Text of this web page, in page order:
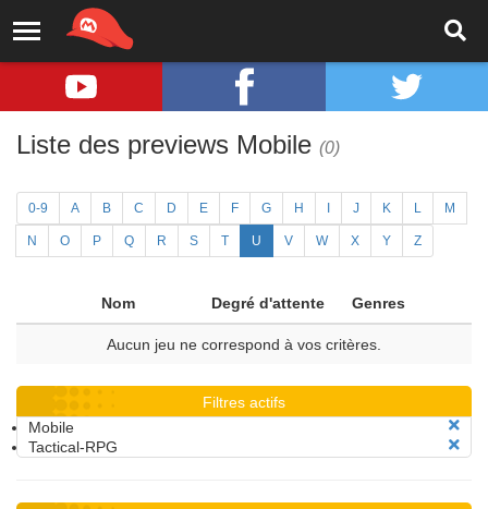
Liste des previews Mobile (0)
0-9 A B C D E F G H J K L M
N O P Q R S T U V W X Y Z
Nom Degré d'attente Genres
Aucun jeu ne correspond à vos critères.
Filtres actifs
Mobile
Tactical-RPG